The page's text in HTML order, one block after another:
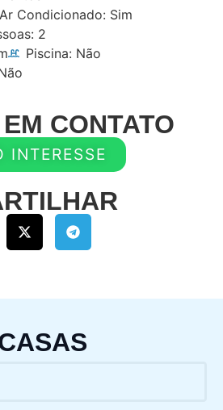
Ar Condicionado: Sim
2
Piscina: Não
CONTATO
INTERESSE